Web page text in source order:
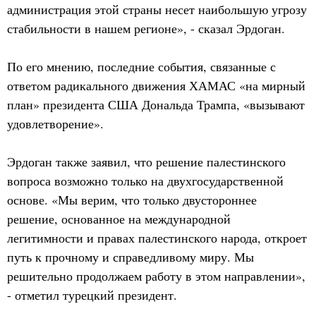
администрация этой страны несет наибольшую угрозу
стабильности в нашем регионе», - сказал Эрдоган.
По его мнению, последние события, связанные с
ответом радикального движения ХАМАС «на мирный
план» президента США Дональда Трампа, «вызывают
удовлетворение».
Эрдоган также заявил, что решение палестинского
вопроса возможно только на двухгосударственной
основе. «Мы верим, что только двустороннее
решение, основанное на международной
легитимности и правах палестинского народа, откроет
путь к прочному и справедливому миру. Мы
решительно продолжаем работу в этом направлении»,
- отметил турецкий президент.